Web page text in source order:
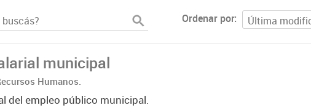
Ordenar por
municipal
Humanos.
del empleo público municipal.